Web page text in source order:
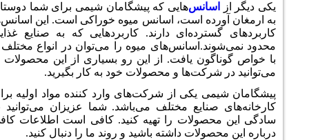
هایی که پیشگامان شیمی برای شما دوستان
است، اسانس میوه خوراکی است. این اسانس‌ها
دارند. کاربردهایی که به صنایع غذایی
میوه را می‌توان در انواع مختلف و
یافت. از این رو بسیاری از این محصولات را
و محصولات خود به کار بگیرید.
از شرکت‌های وارد کننده مواد اولیه برای
مختلف می‌باشد. شما عزیزان می‌توانید به
را تهیه کنید. کافی است اطلاعات کافی
داشته باشید و روند ما را دنبال کنید.